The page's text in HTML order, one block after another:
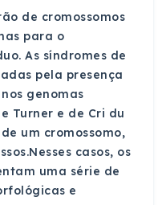
de cromossomos
para o
As síndromes de
pela presença
genomas
Turner e de Cri du
um cromossomo,
casos, os
uma série de
e